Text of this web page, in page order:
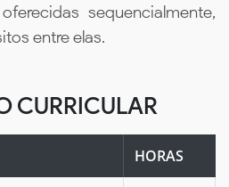
sequencialmente,
entre elas.
CURRICULAR
HORAS